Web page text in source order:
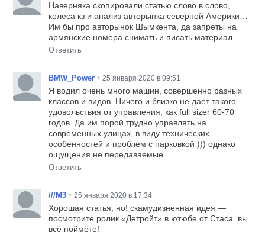
Наверняка скопировали статью слово в слово,
колеса кз и анализ авторынка северной Америки…
Им бы про авторынок Шымкента, да запреты на
армянские номера снимать и писать материал…
Ответить
BMW_Power • 25 января 2020 в 09:51
Я водил очень много машин, совершенно разных
классов и видов. Ничего и близко не дает такого
удовольствия от управления, как full sizer 60-70
годов. Да им порой трудно управлять на
современных улицах, в виду технических
особенностей и проблем с парковкой ))) однако
ощущения не передаваемые.
Ответить
///M3 • 25 января 2020 в 17:34
Хорошая статья, но! скамудизненная идея —
посмотрите ролик «Детройт» в ютюбе от Стаса. вы
всё поймёте!